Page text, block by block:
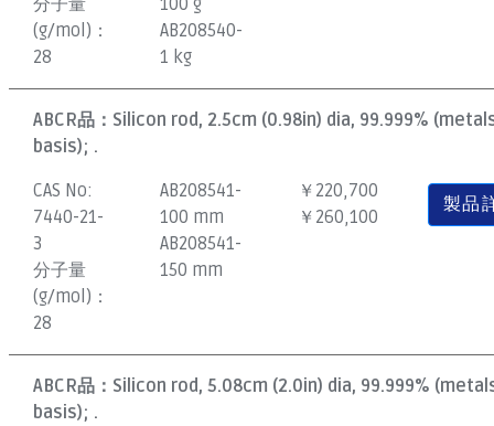
分子量
(g/mol)：
28
100 g
AB208540-
1 kg
ABCR品： Silicon rod, 2.5cm (0.98in) dia, 99.999%
basis); .
CAS No:
7440-21-
3
分子量
(g/mol)：
28
AB208541-
100 mm
AB208541-
150 mm
￥220,700
￥260,100
製品
ABCR品： Silicon rod, 5.08cm (2.0in) dia, 99.999%
basis); .